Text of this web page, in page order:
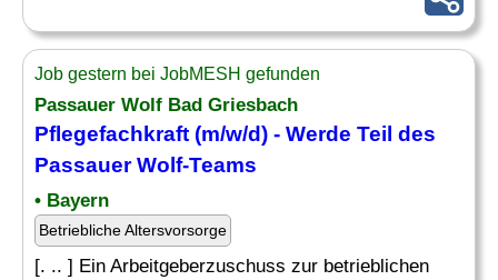
Job gestern bei JobMESH gefunden
Passauer Wolf Bad Griesbach
Pflegefachkraft (m/w/d) - Werde Teil des
Passauer Wolf-Teams
• Bayern
Betriebliche Altersvorsorge
[. .. ] Ein Arbeitgeberzuschuss zur betrieblichen